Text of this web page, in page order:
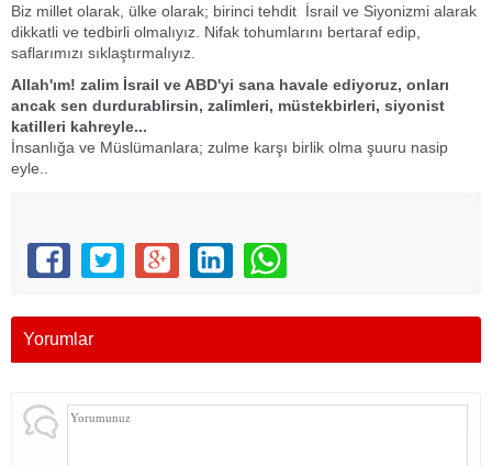
Biz millet olarak, ülke olarak; birinci tehdit İsrail ve Siyonizmi alarak
dikkatli ve tedbirli olmalıyız. Nifak tohumlarını bertaraf edip,
saflarımızı sıklaştırmalıyız.
Allah'ım! zalim İsrail ve ABD'yi sana havale ediyoruz, onları
ancak sen durdurablirsin, zalimleri, müstekbirleri, siyonist
katilleri kahreyle...
İnsanlığa ve Müslümanlara; zulme karşı birlik olma şuuru nasip
eyle..
Yorumlar